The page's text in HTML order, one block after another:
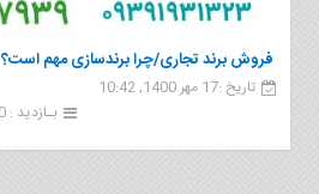
فروش برند تجاری/چرا برندسازی مهم است؟
تاریخ :17 مهر 1400, 10:42
بـازدید : 860